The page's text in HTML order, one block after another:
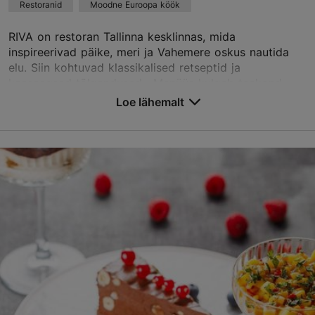
Best Restaurants
Broneeri
Restoranid Moodne Euroopa köök
RIVA on restoran Tallinna kesklinnas, mida
inspireerivad päike, meri ja Vahemere oskus nautida
elu. Siin kohtuvad klassikalised retseptid ja
Sadama tn 4, Tallinn
P 12:00–18:00
Loe lähemalt
Restoranid, Moodne Euroopa köök, Mereannid
Loe lähemalt
Loe lähemalt